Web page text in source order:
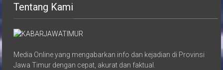
Tentang Kami
Media Online yang mengabarkan info dan kejadian di Provinsi
Jawa Timur dengan cepat, akurat dan faktual.